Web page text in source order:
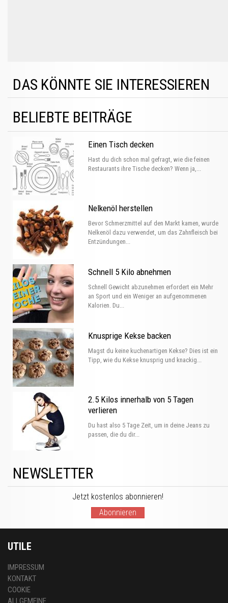
DAS KÖNNTE SIE INTERESSIEREN
BELIEBTE BEITRÄGE
Einen Tisch decken
Hast du dich schon mal gefragt, wie die feinen
Restaurants ihre Tische decken? Wenn ja,...
Nelkenöl herstellen
Bevor Schmerzmittel auf den Markt kamen, wurde
Nelkenöl dazu verwendet, um das Zahnfleisch bei
Entzündungen...
Schnell 5 Kilo abnehmen
Schnell Gewicht abzunehmen erfordert ein Mehr
an Sport und ein Weniger an aufgenommenen
Kalorien. Du...
Knusprige Kekse backen
Magst du keine kuchenartigen Kekse? Dies ist ein
Tipp, wie du Kekse knusprig und knackig...
2.5 Kilos innerhalb von 5 Tagen
verlieren
Du hast also 5 Tage Zeit, um in deine Jeans zu
passen, die du dir...
NEWSLETTER
Jetzt kostenlos abonnieren!
Abonnieren
UTILE
IMPRESSUM
KONTAKT
COOKIE
ALLGEMEINE